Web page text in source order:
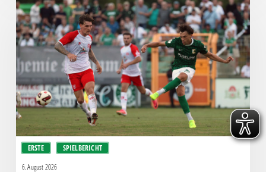
ERSTE SPIELBERICHT
Pleite:
Chemie
kassiert
späten
Knockout
gegen
Halle
6. August 2026